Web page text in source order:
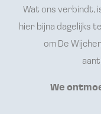
Wat ons verbindt,
hier bijna dagelijks
om De
We